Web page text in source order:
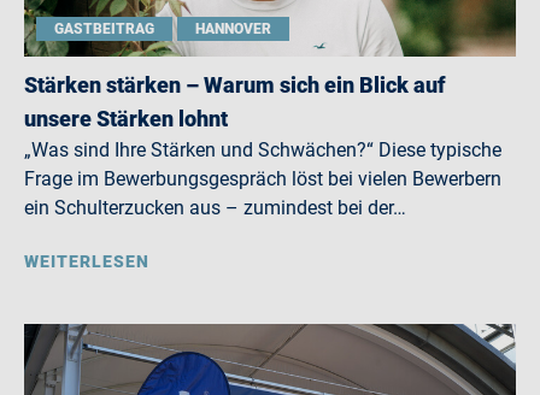
GASTBEITRAG HANNOVER
Stärken stärken – Warum sich ein Blick auf
unsere Stärken lohnt
„Was sind Ihre Stärken und Schwächen?“ Diese typische
Frage im Bewerbungsgespräch löst bei vielen Bewerbern
ein Schulterzucken aus – zumindest bei der…
WEITERLESEN